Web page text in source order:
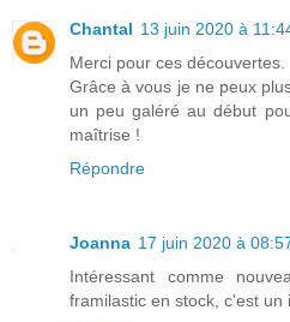
Chantal 13 juin 2020 à
Merci pour ces découvertes.
Grâce à vous je ne peux
un peu galéré au début
maîtrise !
Répondre
Joanna 17 juin 2020 à
Intéressant comme
framilastic en stock, c'est un